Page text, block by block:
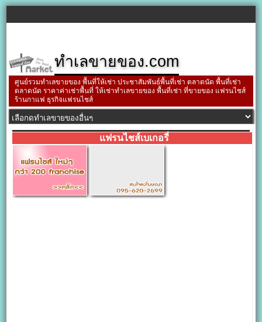
ทำเลขายของ.com
ศูนย์รวมทำเลขายของ พื้นที่ให้เช่า ประชาสัมพันธ์พื้นที่เช่า ตลาดนัด พื้นที่เช่า
ตลาดนัด ราคาค่าเช่าพื้นที่ ให้เช่าทำเลขายของ พื้นที่เช่า ที่ขายของ แฟรนไชส์
ร้านกาแฟ ธุรกิจแฟรนไชส์
แฟรนไชส์เบเกอรี่